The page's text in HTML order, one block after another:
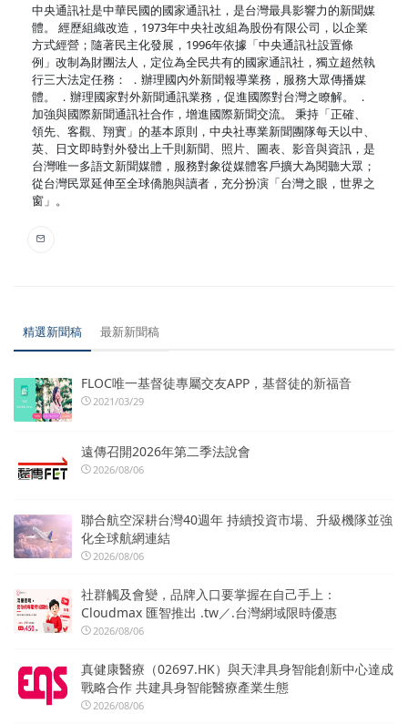
中央通訊社是中華民國的國家通訊社，是台灣最具影響力的新聞媒
體。 經歷組織改造，1973年中央社改組為股份有限公司，以企業
方式經營；隨著民主化發展，1996年依據「中央通訊社設置條
例」改制為財團法人，定位為全民共有的國家通訊社，獨立超然執
行三大法定任務： ．辦理國內外新聞報導業務，服務大眾傳播媒
體。 ．辦理國家對外新聞通訊業務，促進國際對台灣之瞭解。 ．
加強與國際新聞通訊社合作，增進國際新聞交流。 秉持「正確、
領先、客觀、翔實」的基本原則，中央社專業新聞團隊每天以中、
英、日文即時對外發出上千則新聞、照片、圖表、影音與資訊，是
台灣唯一多語文新聞媒體，服務對象從媒體客戶擴大為閱聽大眾；
從台灣民眾延伸至全球僑胞與讀者，充分扮演「台灣之眼，世界之
窗」。
精選新聞稿 最新新聞稿
FLOC唯一基督徒專屬交友APP，基督徒的新福音
2021/03/29
遠傳召開2026年第二季法說會
2026/08/06
聯合航空深耕台灣40週年 持續投資市場、升級機隊並強
化全球航網連結
2026/08/06
社群觸及會變，品牌入口要掌握在自己手上：
Cloudmax 匯智推出 .tw／.台灣網域限時優惠
2026/08/06
真健康醫療（02697.HK）與天津具身智能創新中心達成
戰略合作 共建具身智能醫療產業生態
2026/08/06